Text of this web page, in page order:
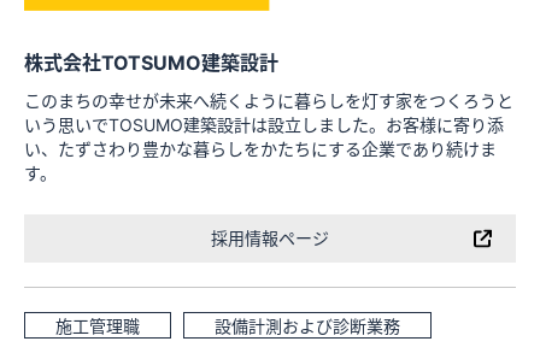
株式会社TOTSUMO建築設計
このまちの幸せが未来へ続くように暮らしを灯す家をつくろうと
いう思いでTOSUMO建築設計は設立しました。お客様に寄り添
い、たずさわり豊かな暮らしをかたちにする企業であり続けま
す。
採用情報ページ
施工管理職 設備計測および診断業務